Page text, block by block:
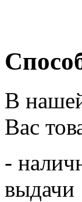
В
Вас
-
выдачи